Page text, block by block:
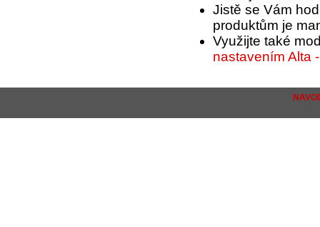
Jistě se Vám
produktům je
Využijte také
nastavením Alta